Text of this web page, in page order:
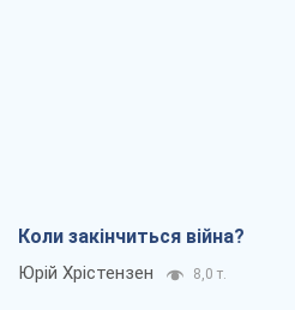
Коли закінчиться війна?
Юрій Хрістензен 8,0 т.